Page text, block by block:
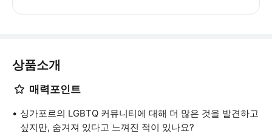
상품소개
매력포인트
싱가포르의 LGBTQ 커뮤니티에 대해 더 많은 것을 발견하고
싶지만, 숨겨져 있다고 느껴진 적이 있나요?